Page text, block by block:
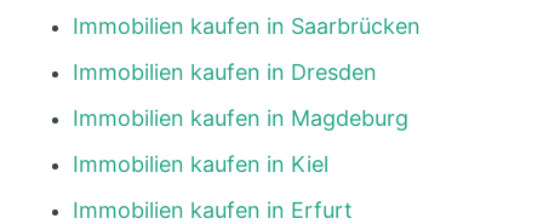
Immobilien kaufen in Saarbrücken
Immobilien kaufen in Dresden
Immobilien kaufen in Magdeburg
Immobilien kaufen in Kiel
Immobilien kaufen in Erfurt